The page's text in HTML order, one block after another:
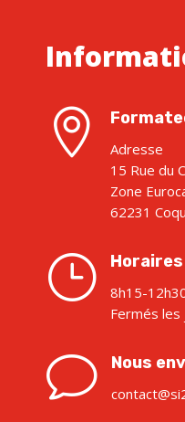

Adresse
15 Rue du
Zone
62231
}
8h15-
Fermés
v Nous